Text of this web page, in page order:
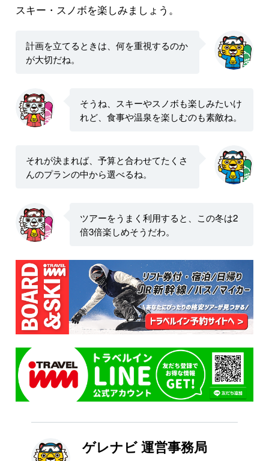
スキー・スノボを楽しみましょう。
計画を立てるときは、何を重視するのか
が大切だね。
そうね、スキーやスノボも楽しみたいけ
れど、食事や温泉を楽しむのも素敵ね。
それが決まれば、予算と合わせてたくさ
んのプランの中から選べるね。
ツアーをうまく利用すると、この冬は2
倍3倍楽しめそうだわ。
ゲレナビ 運営事務局